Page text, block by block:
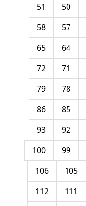
50
51
57
58
64
65
71
72
78
79
85
86
92
93
99
100
105
106
111
112